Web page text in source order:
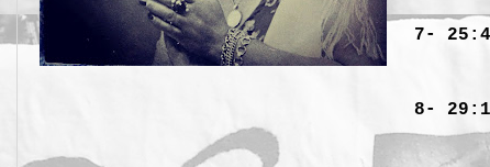
7-
8-